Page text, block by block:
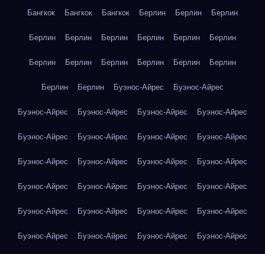
Бангкок Бангкок Бангкок Берлин Берлин Берлин
Берлин Берлин Берлин Берлин Берлин Берлин
Берлин Берлин Берлин Берлин Берлин Берлин
Берлин Берлин Буэнос-Айрес Буэнос-Айрес
Буэнос-Айрес Буэнос-Айрес Буэнос-Айрес Буэнос-Айрес
Буэнос-Айрес Буэнос-Айрес Буэнос-Айрес Буэнос-Айрес
Буэнос-Айрес Буэнос-Айрес Буэнос-Айрес Буэнос-Айрес
Буэнос-Айрес Буэнос-Айрес Буэнос-Айрес Буэнос-Айрес
Буэнос-Айрес Буэнос-Айрес Буэнос-Айрес Буэнос-Айрес
Буэнос-Айрес Буэнос-Айрес Буэнос-Айрес Буэнос-Айрес